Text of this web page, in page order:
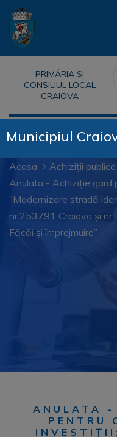
PRIMĂRIA SI
CONSILIUL LOCAL
CRAIOVA
Acasa
Achiziții publice
Anulata - Achiziție gard
”Modernizare stradă
nr.253791 Craiova și
Făcăi și împrejmuire”
ANULATA -
PENTRU